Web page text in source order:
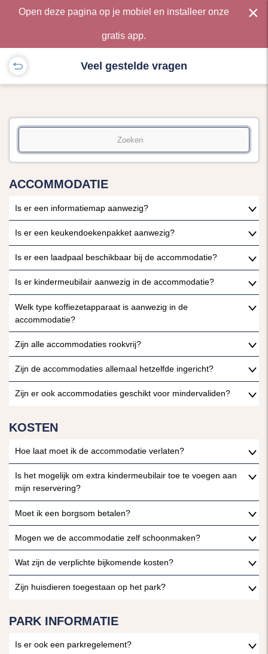
Open deze pagina op je mobiel en installeer onze
gratis app.
×
Veel gestelde vragen
ACCOMMODATIE
Is er een informatiemap aanwezig?
Is er een keukendoekenpakket aanwezig?
Is er een laadpaal beschikbaar bij de accommodatie?
Is er kindermeubilair aanwezig in de accommodatie?
Welk type koffiezetapparaat is aanwezig in de
accommodatie?
Zijn alle accommodaties rookvrij?
Zijn de accommodaties allemaal hetzelfde ingericht?
Zijn er ook accommodaties geschikt voor mindervaliden?
KOSTEN
Hoe laat moet ik de accommodatie verlaten?
Is het mogelijk om extra kindermeubilair toe te voegen aan
mijn reservering?
Moet ik een borgsom betalen?
Mogen we de accommodatie zelf schoonmaken?
Wat zijn de verplichte bijkomende kosten?
Zijn huisdieren toegestaan op het park?
PARK INFORMATIE
Is er ook een parkregelement?